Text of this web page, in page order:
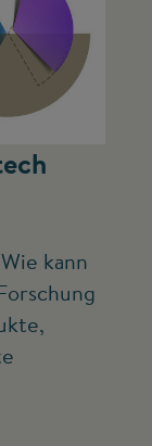
kann